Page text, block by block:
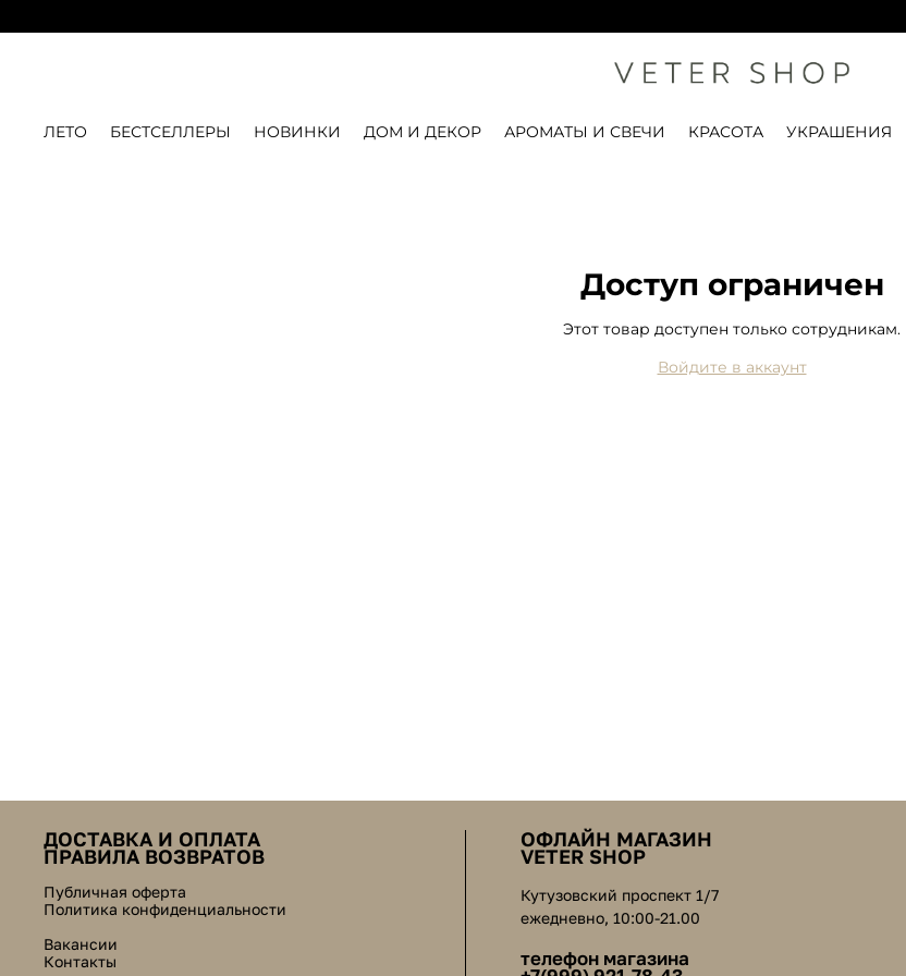
ЛЕТО БЕСТСЕЛЛЕРЫ НОВИНКИ ДОМ И ДЕКОР АРОМАТЫ И СВЕЧИ КРАСОТА УКРАШЕНИЯ
Доступ ограничен
Этот товар доступен только сотрудникам.
Войдите в аккаунт
ДОСТАВКА И ОПЛАТА
ПРАВИЛА ВОЗВРАТОВ
Публичная оферта
Политика конфиденциальности
Вакансии
Контакты
ОФЛАЙН МАГАЗИН
VETER SHOP
Кутузовский проспект 1/7
ежедневно, 10:00-21.00
телефон магазина